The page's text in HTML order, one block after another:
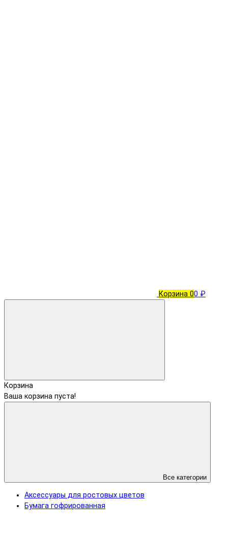
Корзина 00 ₽
Корзина
Ваша корзина пуста!
Все категории
Аксессуары для ростовых цветов
Бумага гофрированная